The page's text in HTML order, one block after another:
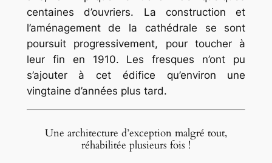
centaines d’ouvriers. La construction et
l’aménagement de la cathédrale se sont
poursuit progressivement, pour toucher à
leur fin en 1910. Les fresques n’ont pu
s’ajouter à cet édifice qu’environ une
vingtaine d’années plus tard.
Une architecture d’exception malgré tout,
réhabilitée plusieurs fois !